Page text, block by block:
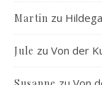
Martin zu
Jule zu Von der